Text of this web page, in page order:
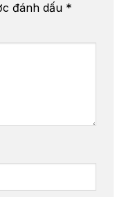
đánh dấu *